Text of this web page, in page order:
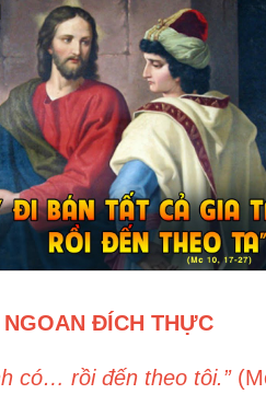
ĐÍCH THỰC
có… rồi đến theo tôi.”